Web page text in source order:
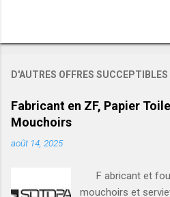
D'AUTRES OFFRES
Fabricant en ZF, Papier
Mouchoirs
août 14, 2025
F abricant et
mouchoirs et